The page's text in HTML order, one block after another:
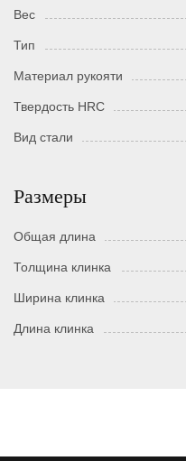
Вес
Тип
Материал рукояти
Твердость HRC
Вид стали
Размеры
Общая длина
Толщина клинка
Ширина клинка
Длина клинка